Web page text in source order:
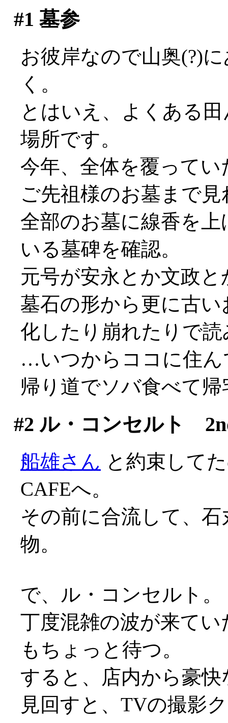
#1 墓参
お彼岸なので山奥(?)
く。
とはいえ、よくある
場所です。
今年、全体を覆って
ご先祖様のお墓まで
全部のお墓に線香を
いる墓碑を確認。
元号が安永とか文政
墓石の形から更に古
化したり崩れたりで
…いつからココに住ん
帰り道でソバ食べて帰
#2 ル・コンセルト
船雄さん と約束して
CAFEへ。
その前に合流して、
物。
で、ル・コンセルト。
丁度混雑の波が来て
もちょっと待つ。
すると、店内から豪
見回すと、TVの撮影